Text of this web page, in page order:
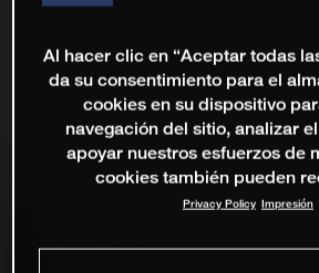
Al hacer clic en “Aceptar todas
da su consentimiento para el
cookies en su dispositivo
navegación del sitio, analizar
apoyar nuestros esfuerzos de
cookies también pueden
Privacy Policy Impresión